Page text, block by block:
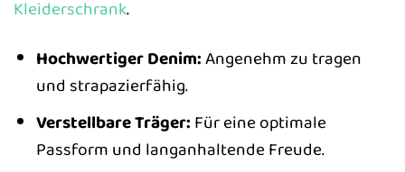
Kleiderschrank.
Hochwertiger Denim:Angenehm zu tragen
und strapazierfähig.
Verstellbare Träger: Für eine optimale
Passform und langanhaltende Freude.